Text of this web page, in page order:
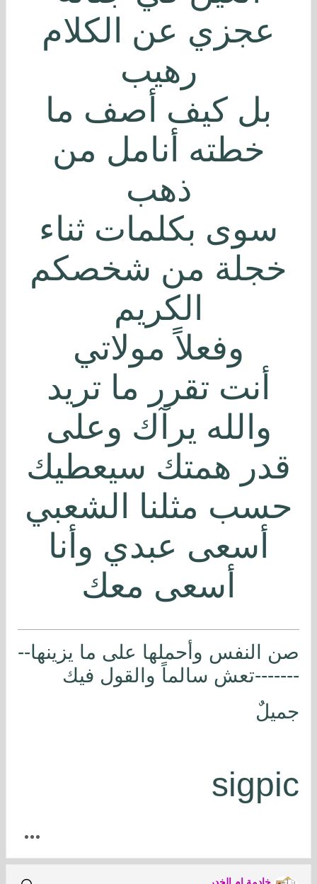
عجزي عن الكلام
رهيب
بل كيف أصف ما
خطته أنامل من
ذهب
سوى بكلمات ثناء
خجلة من شخصكم
الكريم
وفعلاً مولاتي
أنت تقرر ما تريد
والله يرآك وعلى
قدر همتك سيعطيك
حسب مثلنا الشعبي
أسعى عبدي وأنا
أسعى معك
صن النفس وأحملها على ما يزينها--
-------تعش سالماً والقول فيك
جميلٌ
sigpic
خادمة ام الخدر